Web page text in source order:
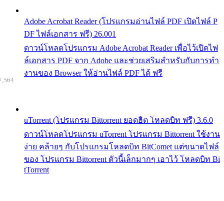
Adobe Acrobat Reader (โปรแกรมอ่านไฟล์ PDF เปิดไฟล์ P
DF ไฟล์เอกสาร ฟรี) 26.001
ดาวน์โหลดโปรแกรม Adobe Acrobat Reader เพื่อไว้เปิดไฟ
ล์เอกสาร PDF จาก Adobe และช่วยเสริมสำหรับกับการทำ
งานของ Browser ให้อ่านไฟล์ PDF ได้ ฟรี
uTorrent (โปรแกรม Bittorrent ยอดฮิต โหลดบิท ฟรี) 3.6.0
ดาวน์โหลดโปรแกรม uTorrent โปรแกรม Bittorrent ใช้งาน
ง่าย คล้ายๆ กับโปรแกรมโหลดบิท BitComet แต่ขนาดไฟล์
ของ โปรแกรม Bittorrent ตัวนี้เล็กมากๆ เอาไว้ โหลดบิท Bi
tTorrent